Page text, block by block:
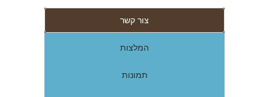
צור קשר
המלצות
תמונות